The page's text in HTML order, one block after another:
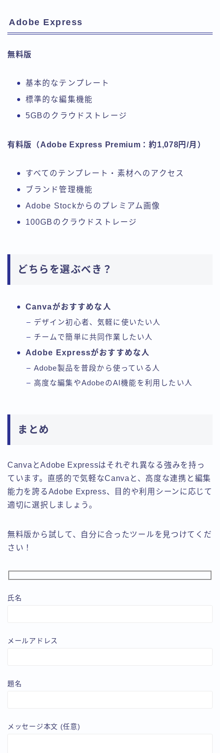
Adobe Express
無料版
基本的なテンプレート
標準的な編集機能
5GBのクラウドストレージ
有料版（Adobe Express Premium：約1,078円/月）
すべてのテンプレート・素材へのアクセス
ブランド管理機能
Adobe Stockからのプレミアム画像
100GBのクラウドストレージ
どちらを選ぶべき？
Canvaがおすすめな人
デザイン初心者、気軽に使いたい人
チームで簡単に共同作業したい人
Adobe Expressがおすすめな人
Adobe製品を普段から使っている人
高度な編集やAdobeのAI機能を利用したい人
まとめ
CanvaとAdobe Expressはそれぞれ異なる強みを持っ
ています。直感的で気軽なCanvaと、高度な連携と編集
能力を誇るAdobe Express、目的や利用シーンに応じて
適切に選択しましょう。
無料版から試して、自分に合ったツールを見つけてくだ
さい！
氏名
メールアドレス
題名
メッセージ本文 (任意)